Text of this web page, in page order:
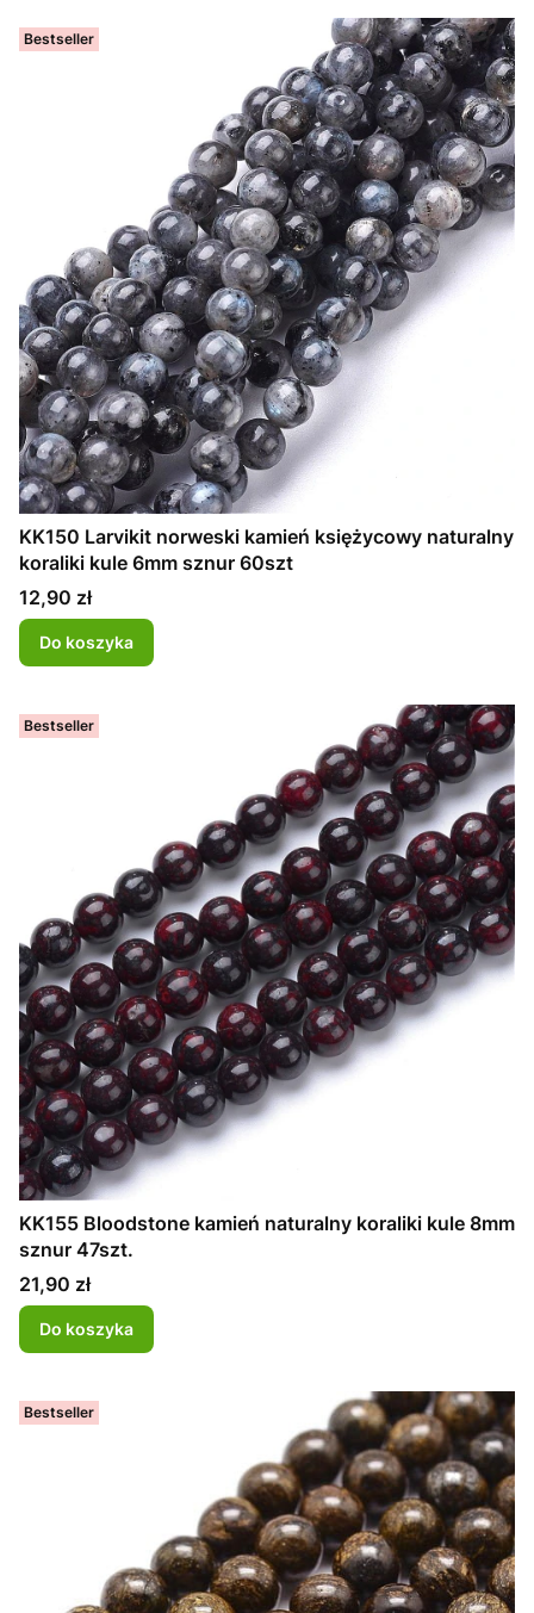
Bestseller
KK150 Larvikit norweski kamień księżycowy naturalny
koraliki kule 6mm sznur 60szt
Cena
12,90 zł
Do koszyka
Bestseller
KK155 Bloodstone kamień naturalny koraliki kule 8mm
sznur 47szt.
Cena
21,90 zł
Do koszyka
Bestseller